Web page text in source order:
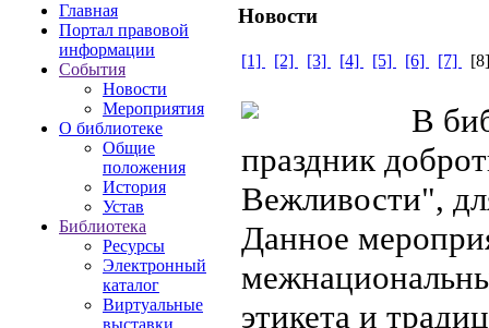
Главная
Портал правовой
информации
События
Новости
Мероприятия
О библиотеке
Общие
положения
История
Устав
Библиотека
Ресурсы
Электронный
каталог
Виртуальные
выставки
Новости
[1] [2] [3] [4] [5] [6] [7]
В
праздник
Вежливости",
Данное
этикета и